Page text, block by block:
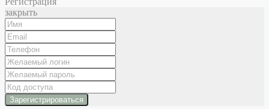
закрыть